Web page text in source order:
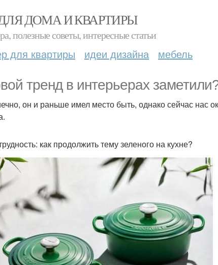
ДОМА И КВАРТИРЫ
полезные советы, интересные статьи
для квартиры идеи дизайна мебель
тренд в интерьерах
он и раньше имел место быть, однако сейчас нас
как продолжить тему зеленого на кухне?